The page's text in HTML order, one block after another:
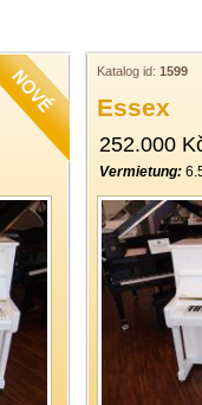
Katalog id: 1599
Essex
252.000
Vermietung: